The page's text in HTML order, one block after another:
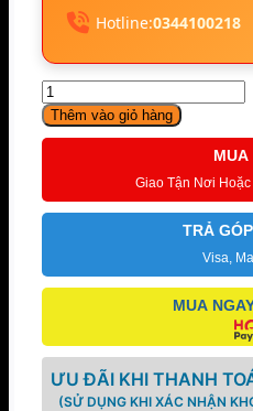
Hotline:0344100218
GTRS
P800(Red)
số
Thêm vào giỏ hàng
MUA
Giao Tận Nơi
TRẢ
Visa,
MUA
ƯU ĐÃI KHI THANH
(SỬ DỤNG KHI XÁC NHẬN